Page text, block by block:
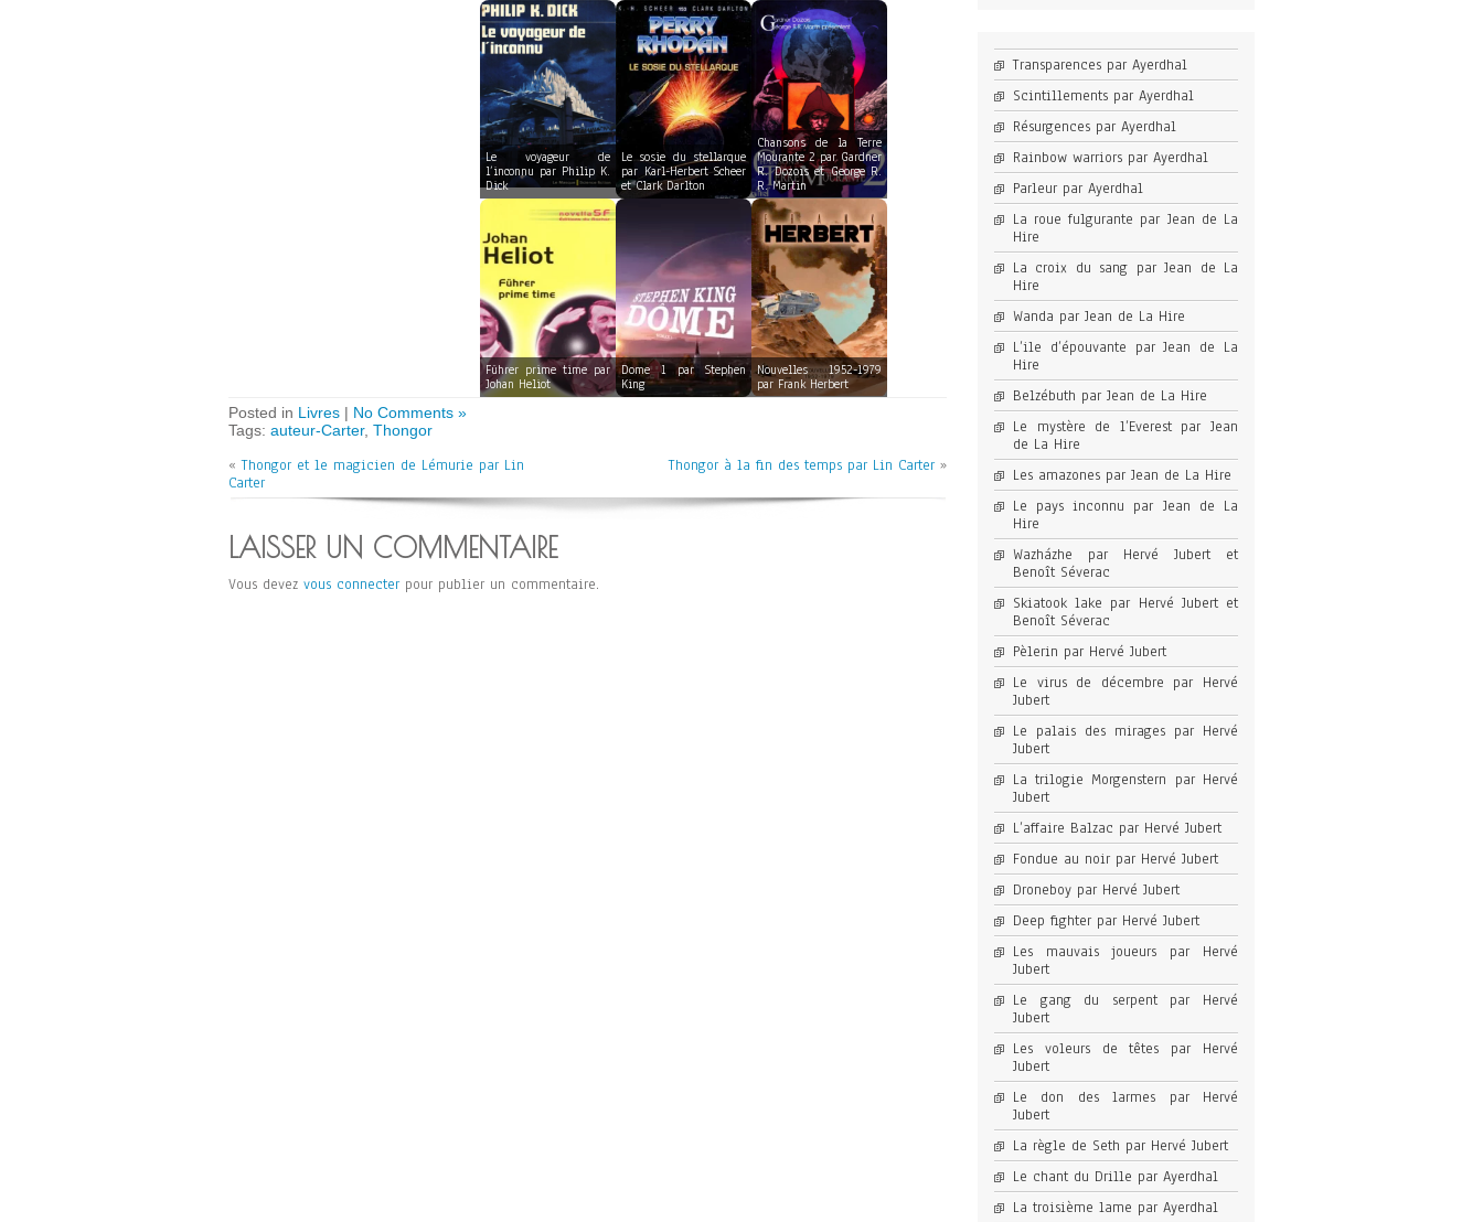
Le voyageur de
l’inconnu par Philip K.
Dick
Le sosie du stellarque
par Karl-Herbert Scheer
et Clark Darlton
Chansons de la Terre
Mourante 2 par Gardner
R. Dozois et George R.
R. Martin
Führer prime time par
Johan Heliot
Dome 1 par Stephen
King
Nouvelles 1952-1979
par Frank Herbert
Posted in Livres | No Comments »
Tags: auteur-Carter, Thongor
«Thongor et le magicien de Lémurie par Lin
Carter
Thongor à la fin des temps par Lin Carter »
LAISSER UN COMMENTAIRE
Vous devez vous connecter pour publier un commentaire.
Transparences par Ayerdhal
Scintillements par Ayerdhal
Résurgences par Ayerdhal
Rainbow warriors par Ayerdhal
Parleur par Ayerdhal
La roue fulgurante par Jean de La
Hire
La croix du sang par Jean de La
Hire
Wanda par Jean de La Hire
L’ile d’épouvante par Jean de La
Hire
Belzébuth par Jean de La Hire
Le mystère de l’Everest par Jean
de La Hire
Les amazones par Jean de La Hire
Le pays inconnu par Jean de La
Hire
Wazházhe par Hervé Jubert et
Benoît Séverac
Skiatook lake par Hervé Jubert et
Benoît Séverac
Pèlerin par Hervé Jubert
Le virus de décembre par Hervé
Jubert
Le palais des mirages par Hervé
Jubert
La trilogie Morgenstern par Hervé
Jubert
L’affaire Balzac par Hervé Jubert
Fondue au noir par Hervé Jubert
Droneboy par Hervé Jubert
Deep fighter par Hervé Jubert
Les mauvais joueurs par Hervé
Jubert
Le gang du serpent par Hervé
Jubert
Les voleurs de têtes par Hervé
Jubert
Le don des larmes par Hervé
Jubert
La règle de Seth par Hervé Jubert
Le chant du Drille par Ayerdhal
La troisième lame par Ayerdhal